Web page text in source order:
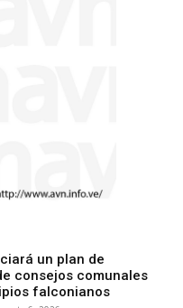
un plan de
consejos comunales
falconianos